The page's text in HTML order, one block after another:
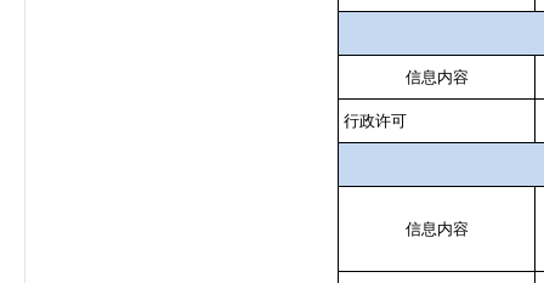
信息内容
行政许可
信息内容